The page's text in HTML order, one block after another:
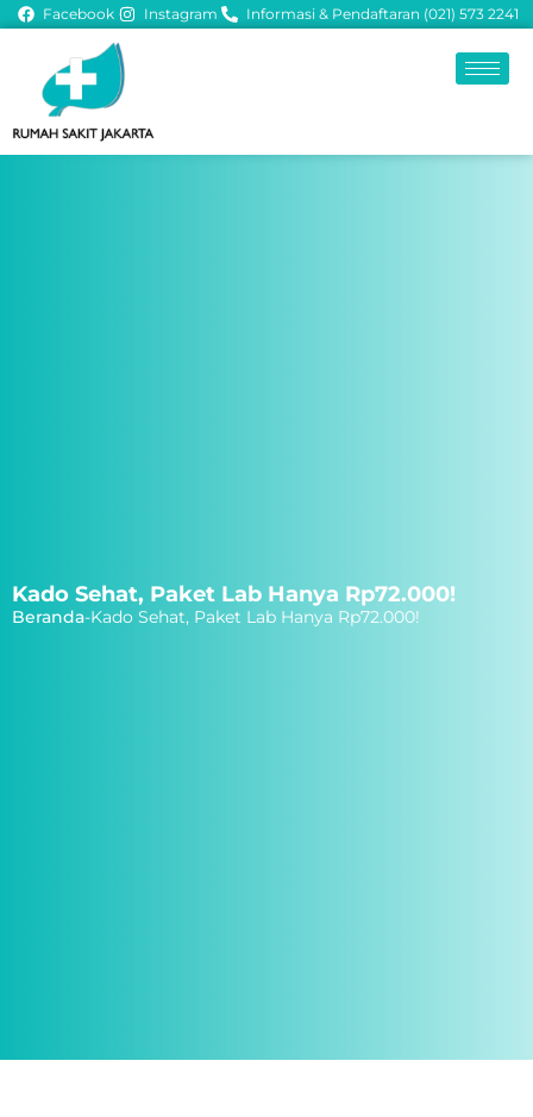
Facebook Instagram Informasi & Pendaftaran (021) 573 2241
Kado Sehat, Paket Lab Hanya Rp72.000!
Beranda-Kado Sehat, Paket Lab Hanya Rp72.000!